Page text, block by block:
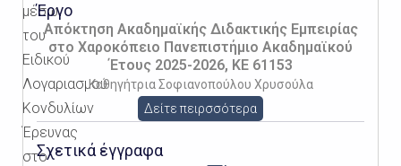
μέσω
του
Ειδικού
Λογαριασμού
Κονδυλίων
Έρευνας
στο
Έργο
Απόκτηση Ακαδημαϊκής Διδακτικής Εμπειρίας
στο Χαροκόπειο Πανεπιστήμιο Ακαδημαϊκού
Έτους 2025-2026, KE 61153
Καθηγήτρια Σοφιανοπούλου Χρυσούλα
Δείτε πειρσσότερα
Σχετικά έγγραφα